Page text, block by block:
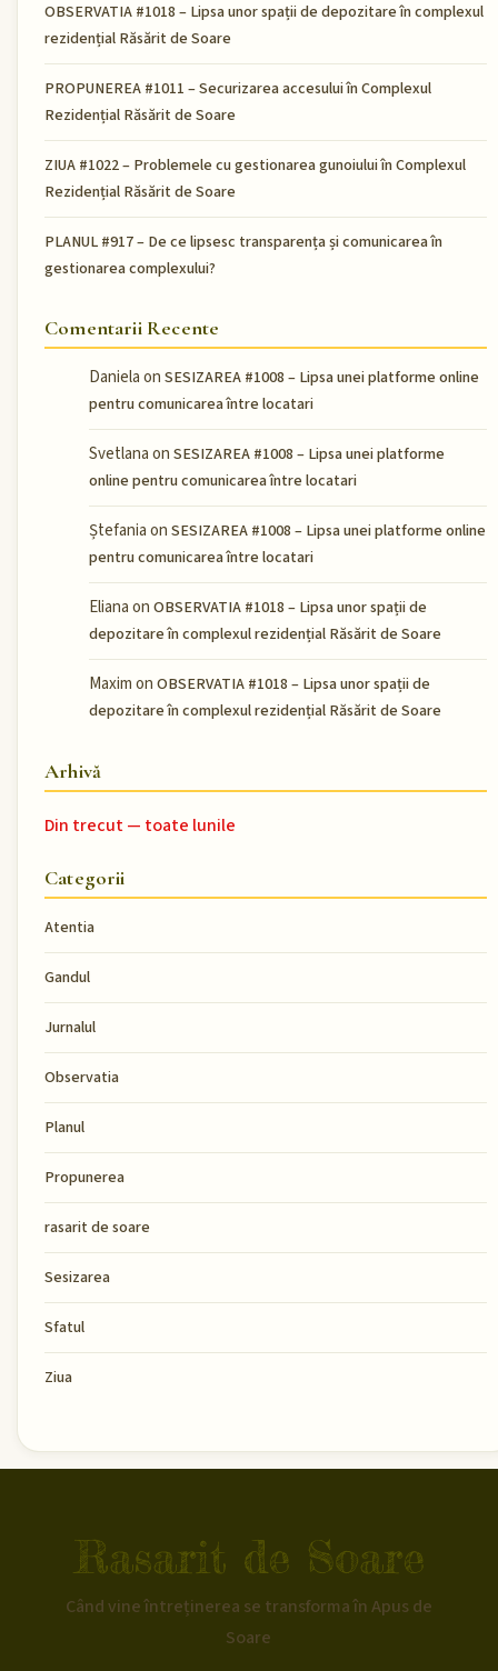
OBSERVATIA #1018 – Lipsa unor spații de depozitare în complexul
rezidențial Răsărit de Soare
PROPUNEREA #1011 – Securizarea accesului în Complexul
Rezidențial Răsărit de Soare
ZIUA #1022 – Problemele cu gestionarea gunoiului în Complexul
Rezidențial Răsărit de Soare
PLANUL #917 – De ce lipsesc transparența și comunicarea în
gestionarea complexului?
Comentarii Recente
Danielaon SESIZAREA #1008 – Lipsa unei platforme online
pentru comunicarea între locatari
Svetlanaon SESIZAREA #1008 – Lipsa unei platforme
online pentru comunicarea între locatari
Ștefaniaon SESIZAREA #1008 – Lipsa unei platforme online
pentru comunicarea între locatari
Elianaon OBSERVATIA #1018 – Lipsa unor spații de
depozitare în complexul rezidențial Răsărit de Soare
Maximon OBSERVATIA #1018 – Lipsa unor spații de
depozitare în complexul rezidențial Răsărit de Soare
Arhivă
Din trecut — toate lunile
Categorii
Atentia
Gandul
Jurnalul
Observatia
Planul
Propunerea
rasarit de soare
Sesizarea
Sfatul
Ziua
Rasarit de Soare
Când vine întreținerea se transforma în Apus de
Soare